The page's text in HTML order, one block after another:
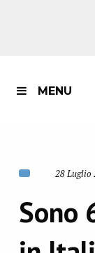
MENU
28 Luglio
Sono